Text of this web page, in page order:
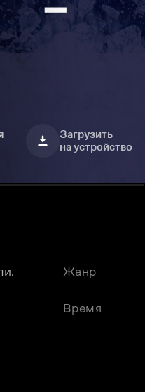
Загрузить
на устройство
Жанр
Время